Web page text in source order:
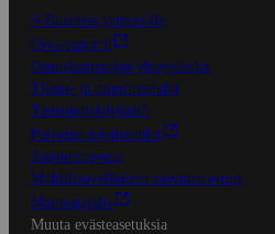
S-Business yrityksille
Oiva-raportit
Osuuskauppojen yhteystiedot
Tilaus- ja toimitusehdot
Tietosuojakäytäntö
Palvelun käyttöehdot
Saavutettavuus
Mobiilisovelluksen saavutettavuus
Mainostajalle
Muuta evästeasetuksia